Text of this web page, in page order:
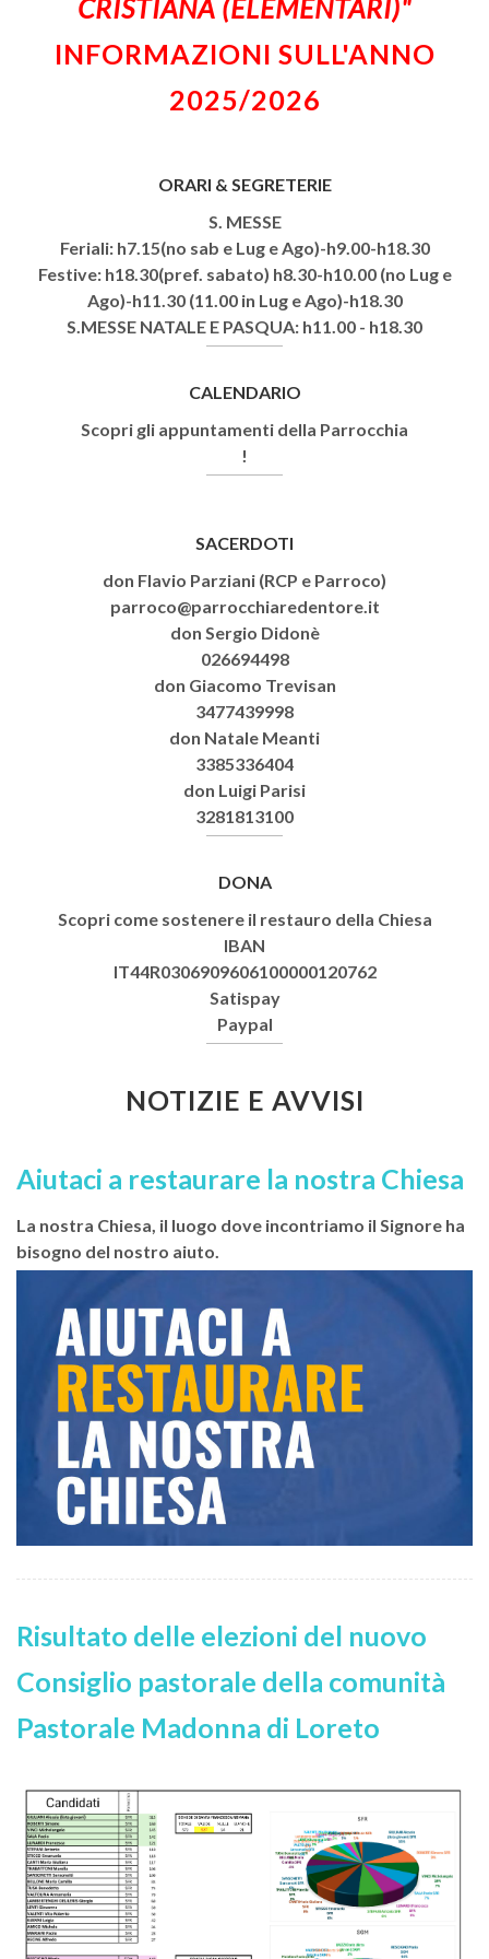
CRISTIANA (ELEMENTARI)"
INFORMAZIONI SULL'ANNO
2025/2026
ORARI & SEGRETERIE
S. MESSE
Feriali: h7.15(no sab e Lug e Ago)-h9.00-h18.30
Festive: h18.30(pref. sabato) h8.30-h10.00 (no Lug e
Ago)-h11.30 (11.00 in Lug e Ago)-h18.30
S.MESSE NATALE E PASQUA: h11.00 - h18.30
CALENDARIO
Scopri gli appuntamenti della Parrocchia
!
SACERDOTI
don Flavio Parziani (RCP e Parroco)
parroco@parrocchiaredentore.it
don Sergio Didonè
026694498
don Giacomo Trevisan
3477439998
don Natale Meanti
3385336404
don Luigi Parisi
3281813100
DONA
Scopri come sostenere il restauro della Chiesa
IBAN
IT44R0306909606100000120762
Satispay
Paypal
NOTIZIE E AVVISI
Aiutaci a restaurare la nostra Chiesa
La nostra Chiesa, il luogo dove incontriamo il Signore ha
bisogno del nostro aiuto.
Risultato delle elezioni del nuovo
Consiglio pastorale della comunità
Pastorale Madonna di Loreto